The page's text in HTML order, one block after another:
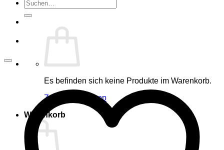
Suche
nach:
Es befinden sich keine Produkte im Warenkorb.
Zurück zum Shop
Warenkorb